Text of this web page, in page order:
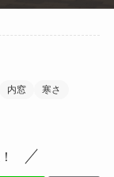
内窓
寒さ